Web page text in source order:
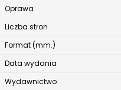
Oprawa
Liczba stron
Format (mm.)
Data wydania
Wydawnictwo